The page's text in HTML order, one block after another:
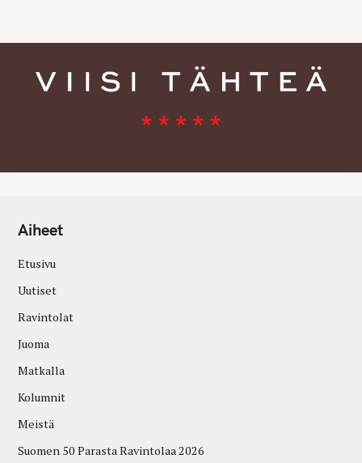
Aiheet
Etusivu
Uutiset
Ravintolat
Juoma
Matkalla
Kolumnit
Meistä
Suomen 50 Parasta Ravintolaa 2026